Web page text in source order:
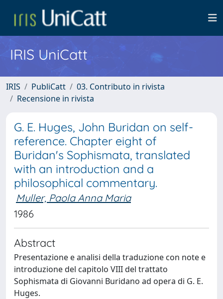
IRIS UniCatt
IRIS PubliCatt
03. Contributo in rivista
Recensione in rivista
G. E. Huges, John Buridan on self-
reference. Chapter eight of
Buridan's Sophismata, translated
with an introduction and a
philosophical commentary.
Muller, Paola Anna Maria
1986
Abstract
Presentazione e analisi della traduzione con note e
introduzione del capitolo VIII del trattato
Sophismata di Giovanni Buridano ad opera di G. E.
Huges.